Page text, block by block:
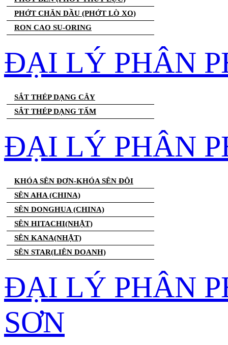
PHỚT CHĂN DẦU (PHỚT LÒ XO)
RON CAO SU-ORING
ĐẠI LÝ PHÂN
SẮT THÉP DẠNG CÂY
SẮT THÉP DẠNG TẤM
ĐẠI LÝ PHÂN
KHÓA SÊN ĐƠN-KHÓA SÊN ĐÔI
SÊN AHA (CHINA)
SÊN DONGHUA (CHINA)
SÊN HITACHI(NHẬT)
SÊN KANA(NHẬT)
SÊN STAR(LIÊN DOANH)
ĐẠI LÝ PHÂN
SƠN